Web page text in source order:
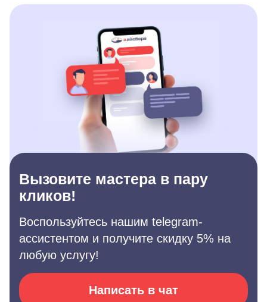
Вызовите мастера в пару
кликов!
Воспользуйтесь нашим telegram-
ассистентом и получите скидку 5% на
любую услугу!
Написать в чат